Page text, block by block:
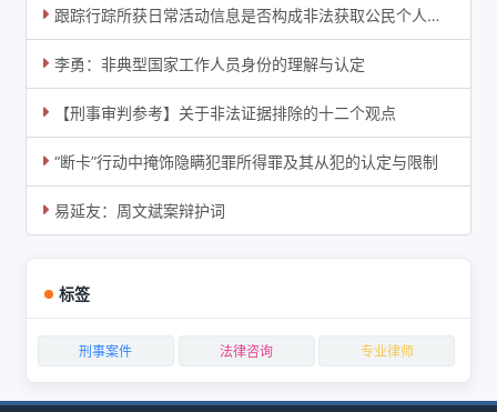
跟踪行踪所获日常活动信息是否构成非法获取公民个人信息罪
李勇：非典型国家工作人员身份的理解与认定
【刑事审判参考】关于非法证据排除的十二个观点
“断卡”行动中掩饰隐瞒犯罪所得罪及其从犯的认定与限制
易延友：周文斌案辩护词
标签
刑事案件 法律咨询 专业律师